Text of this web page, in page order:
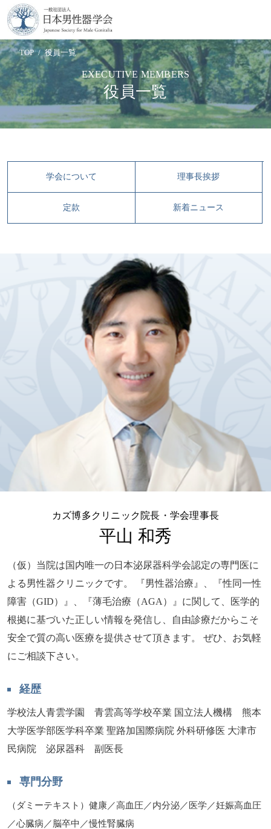
TOP 役員一覧
EXECUTIVE MEMBERS
役員一覧
学会について 理事長挨拶
定款 新着ニュース
カズ博多クリニック院長・学会理事長
平山 和秀
（仮）当院は国内唯一の日本泌尿器科学会認定の専門医に
よる男性器クリニックです。 『男性器治療』、『性同一性
障害（GID）』、『薄毛治療（AGA）』に関して、医学的
根拠に基づいた正しい情報を発信し、自由診療だからこそ
安全で質の高い医療を提供させて頂きます。 ぜひ、お気軽
にご相談下さい。
経歴
学校法人青雲学園 青雲高等学校卒業 国立法人機構 熊本
大学医学部医学科卒業 聖路加国際病院 外科研修医 大津市
民病院 泌尿器科 副医長
専門分野
（ダミーテキスト）健康／高血圧／内分泌／医学／妊娠高血圧
／心臓病／脳卒中／慢性腎臓病